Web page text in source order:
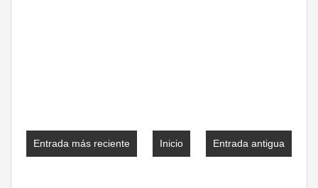
Entrada más reciente Entrada antigua
Inicio